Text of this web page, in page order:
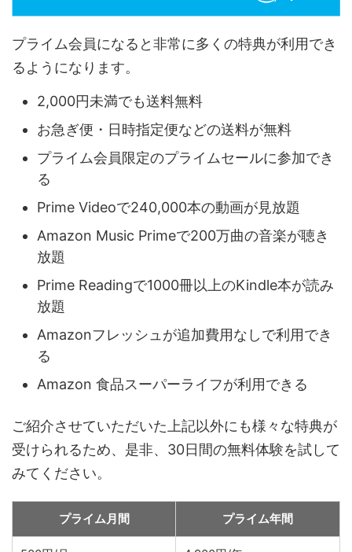
プライム会員になると非常に多くの特典が利用でき
るようになります。
2,000円未満でも送料無料
お急ぎ便・日時指定便などの送料が無料
プライム会員限定のプライムセールに参加でき
る
Prime Videoで240,000本の動画が見放題
Amazon Music Primeで200万曲の音楽が聴き
放題
Prime Readingで1000冊以上のKindle本が読み
放題
Amazonフレッシュが追加費用なしで利用でき
る
Amazon 食品スーパーライフが利用できる
ご紹介させていただいた上記以外にも様々な特典が
受けられるため、是非、30日間の無料体験を試して
みてください。
プライム月間 プライム年間